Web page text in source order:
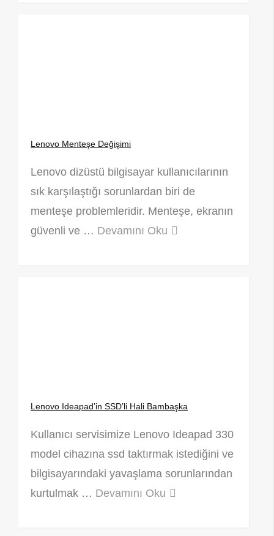
Lenovo Menteşe Değişimi
Lenovo dizüstü bilgisayar kullanıcılarının
sık karşılaştığı sorunlardan biri de
menteşe problemleridir. Menteşe, ekranın
güvenli ve … Devamını Oku
Lenovo Ideapad’in SSD’li Hali Bambaşka
Kullanıcı servisimize Lenovo Ideapad 330
model cihazına ssd taktırmak istediğini ve
bilgisayarındaki yavaşlama sorunlarından
kurtulmak … Devamını Oku